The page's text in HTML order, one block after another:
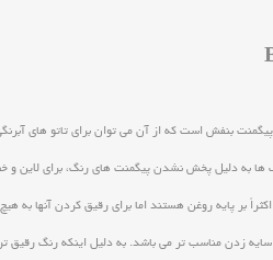
بنفش است که از آن می توان برای تاتو های آبرنگی
سایه زدن مناسب تر می باشد. به دلیل اینکه رنگ